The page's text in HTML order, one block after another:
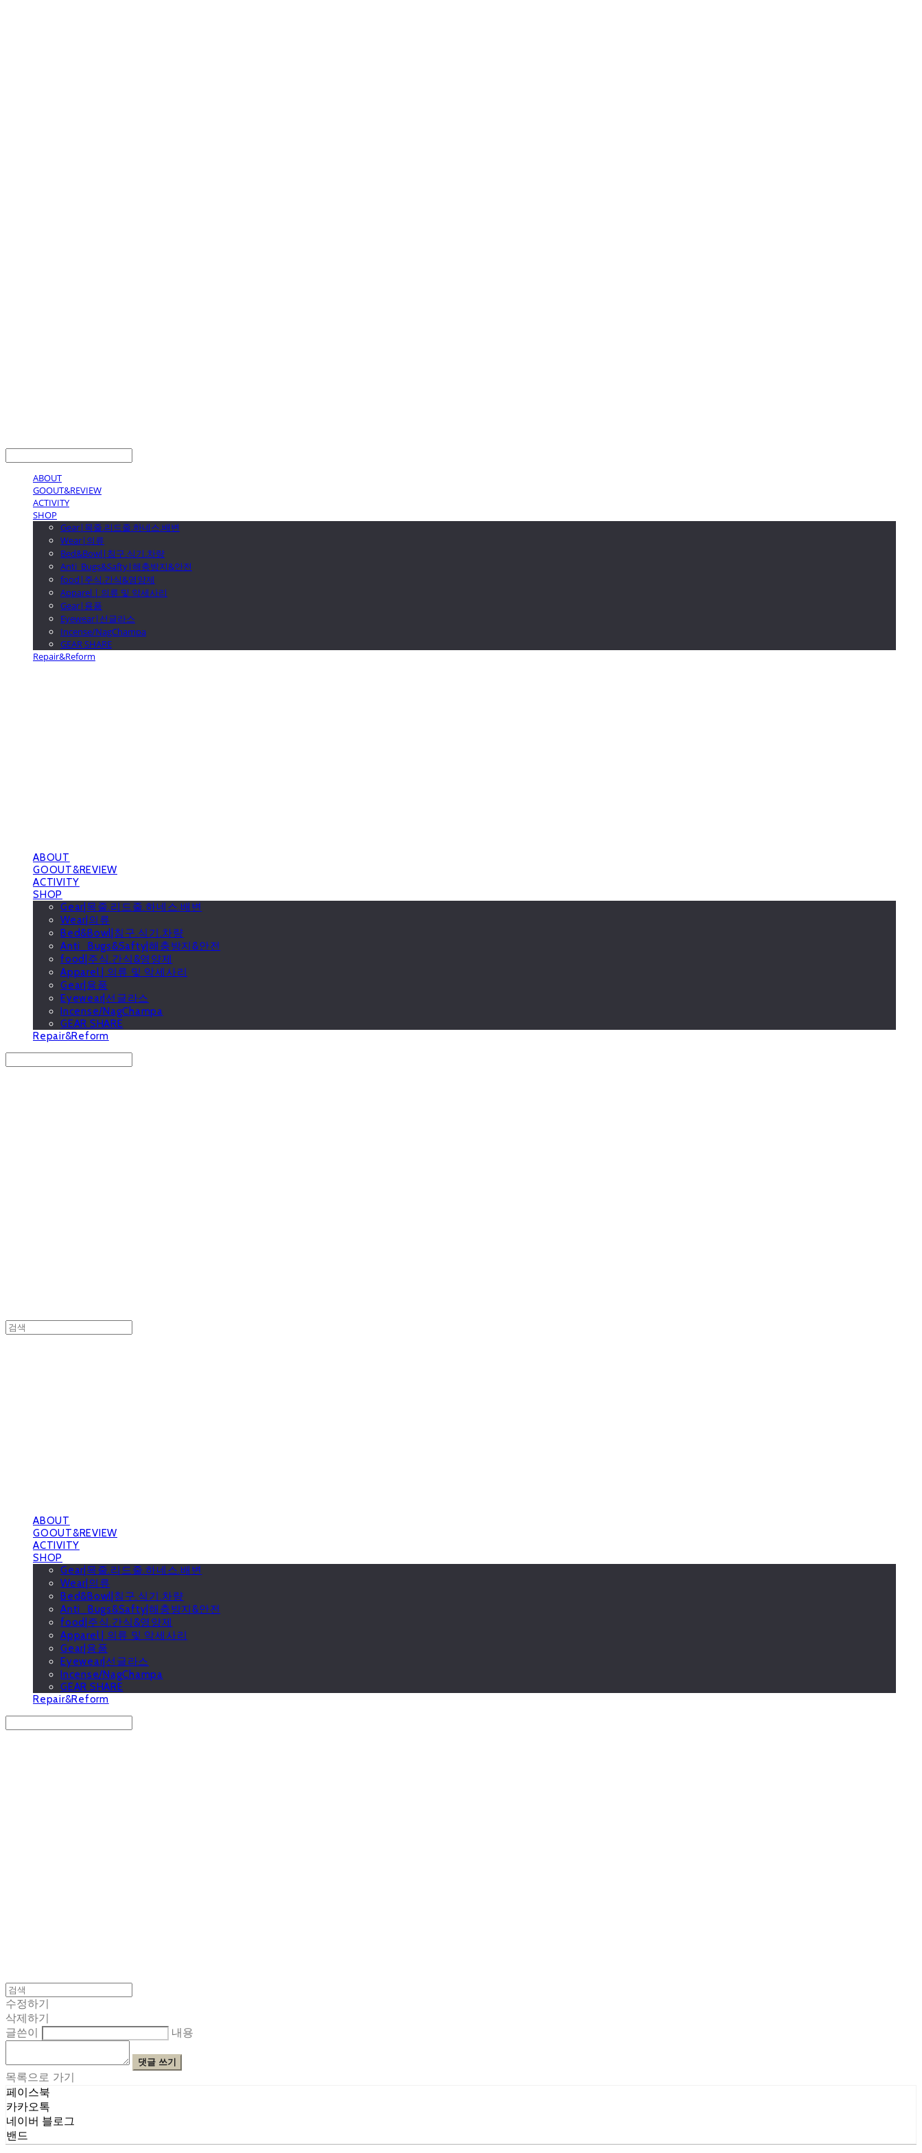
ABOUT
GOOUT&REVIEW
ACTIVITY
SHOP
Gear|목줄.리드줄.하네스.배변
Wear|의류
Bed&Bowl|침구.식기.차량
Anti_Bugs&Safty|해충방지&안전
food|주식.간식&영양제
Apparel | 의류 및 악세사리
Gear|용품
Eyewear|선글라스
Incense/NagChampa
GEAR SHARE
Repair&Reform
ABOUT
GOOUT&REVIEW
ACTIVITY
SHOP
Gear|목줄.리드줄.하네스.배변
Wear|의류
Bed&Bowl|침구.식기.차량
Anti_Bugs&Safty|해충방지&안전
food|주식.간식&영양제
Apparel | 의류 및 악세사리
Gear|용품
Eyewear|선글라스
Incense/NagChampa
GEAR SHARE
Repair&Reform
ABOUT
GOOUT&REVIEW
ACTIVITY
SHOP
Gear|목줄.리드줄.하네스.배변
Wear|의류
Bed&Bowl|침구.식기.차량
Anti_Bugs&Safty|해충방지&안전
food|주식.간식&영양제
Apparel | 의류 및 악세사리
Gear|용품
Eyewear|선글라스
Incense/NagChampa
GEAR SHARE
Repair&Reform
수정하기
삭제하기
글쓴이
내용
댓글 쓰기
목록으로 가기
페이스북
카카오톡
네이버 블로그
밴드